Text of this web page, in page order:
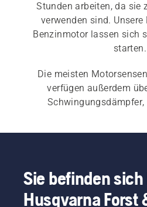
Stunden arbeiten, da sie
verwenden sind.
Benzinmotor lassen sich
Die meisten
verfügen außerdem
Sehen Sie sich unsere
gewerblichen
Sie befinden sich
Husqvarna Forst